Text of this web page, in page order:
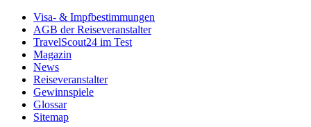
Visa- & Impfbestimmungen
AGB der Reiseveranstalter
TravelScout24 im Test
Magazin
News
Reiseveranstalter
Gewinnspiele
Glossar
Sitemap